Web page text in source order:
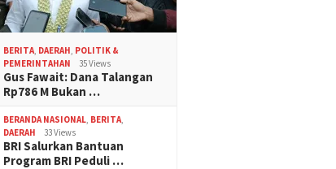
BERITA DAERAH POLITIK &
PEMERINTAHAN
35 Views
Gus Fawait: Dana Talangan
Rp786 M Bukan …
BERANDA NASIONAL BERITA
DAERAH
33 Views
BRI Salurkan Bantuan
Program BRI Peduli …